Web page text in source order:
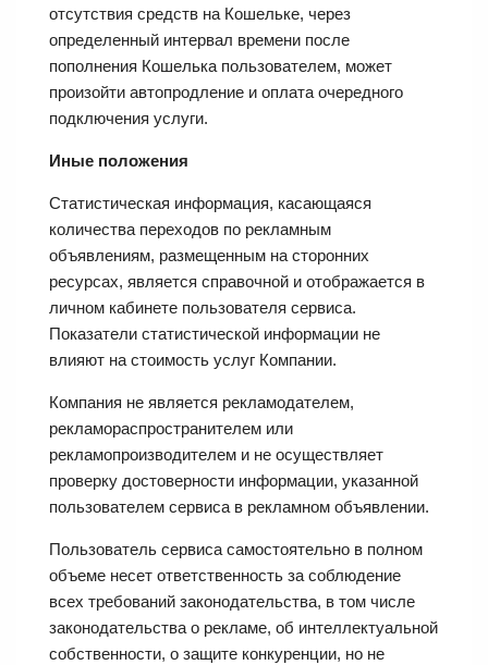
отсутствия средств на Кошельке, через
определенный интервал времени после
пополнения Кошелька пользователем, может
произойти автопродление и оплата очередного
подключения услуги.
Иные положения
Статистическая информация, касающаяся
количества переходов по рекламным
объявлениям, размещенным на сторонних
ресурсах, является справочной и отображается в
личном кабинете пользователя сервиса.
Показатели статистической информации не
влияют на стоимость услуг Компании.
Компания не является рекламодателем,
рекламораспространителем или
рекламопроизводителем и не осуществляет
проверку достоверности информации, указанной
пользователем сервиса в рекламном объявлении.
Пользователь сервиса самостоятельно в полном
объеме несет ответственность за соблюдение
всех требований законодательства, в том числе
законодательства о рекламе, об интеллектуальной
собственности, о защите конкуренции, но не